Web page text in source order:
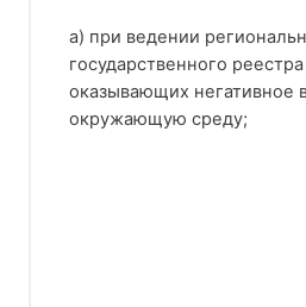
а) при ведении
государственного
оказывающих негативное
окружающую среду;